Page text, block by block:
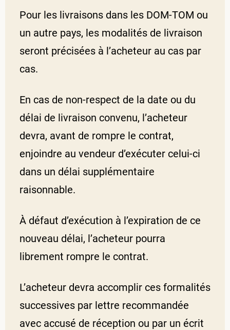
Pour les livraisons dans les DOM-TOM ou
un autre pays, les modalités de livraison
seront précisées à l’acheteur au cas par
cas.
En cas de non-respect de la date ou du
délai de livraison convenu, l’acheteur
devra, avant de rompre le contrat,
enjoindre au vendeur d’exécuter celui-ci
dans un délai supplémentaire
raisonnable.
À défaut d’exécution à l’expiration de ce
nouveau délai, l’acheteur pourra
librement rompre le contrat.
L’acheteur devra accomplir ces formalités
successives par lettre recommandée
avec accusé de réception ou par un écrit